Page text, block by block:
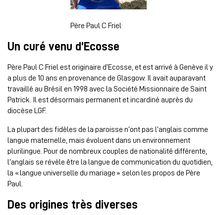
Père Paul C Friel
Un curé venu d’Ecosse
Père Paul C Friel est originaire d’Ecosse, et est arrivé à Genève il y
a plus de 10 ans en provenance de Glasgow. Il avait auparavant
travaillé au Brésil en 1998 avec la Société Missionnaire de Saint
Patrick. Il est désormais permanent et incardiné auprès du
diocèse LGF.
La plupart des fidèles de la paroisse n’ont pas l’anglais comme
langue maternelle, mais évoluent dans un environnement
plurilingue. Pour de nombreux couples de nationalité différente,
l’anglais se révèle être la langue de communication du quotidien,
la « langue universelle du mariage » selon les propos de Père
Paul.
Des origines très diverses